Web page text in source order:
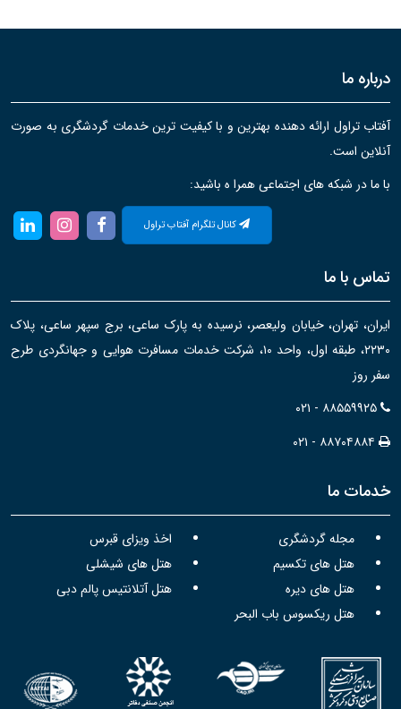
درباره ما
آفتاب تراول ارائه دهنده بهترین و با کیفیت ترین خدمات گردشگری به صورت
آنلاین است.
با ما در شبکه های اجتماعی همرا ه باشید:
کانال تلگرام آفتاب تراول
تماس با ما
ایران، تهران، خیابان ولیعصر، نرسیده به پارک ساعی، برج سپهر ساعی، پلاک
۲۲۳۰، طبقه اول، واحد ۱۰، شرکت خدمات مسافرت هوایی و جهانگردی طرح
سفر روز
۰۲۱ - ۸۸۵۵۹۹۲۵
۰۲۱ - ۸۸۷۰۴۸۸۴
خدمات ما
مجله گردشگری
اخذ ویزای قبرس
هتل های تکسیم
هتل های شیشلی
هتل های دیره
هتل آتلانتیس پالم دبی
هتل ریکسوس باب البحر